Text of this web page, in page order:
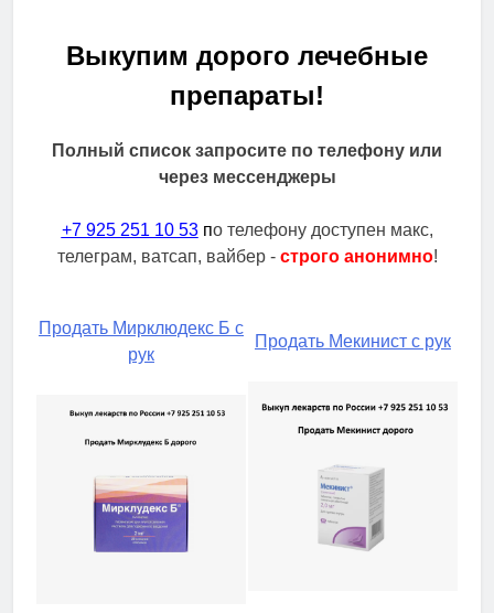
Выкупим дорого лечебные
препараты!
Полный список запросите по телефону или
через мессенджеры
+7 925 251 10 53по телефону доступен макс,
телеграм, ватсап, вайбер - строго анонимно!
Продать Мирклюдекс Б с
рук
Продать Мекинист с рук